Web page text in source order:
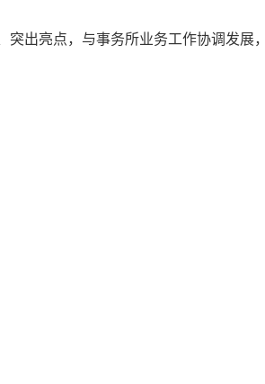
出亮点，与事务所业务工作协调发展